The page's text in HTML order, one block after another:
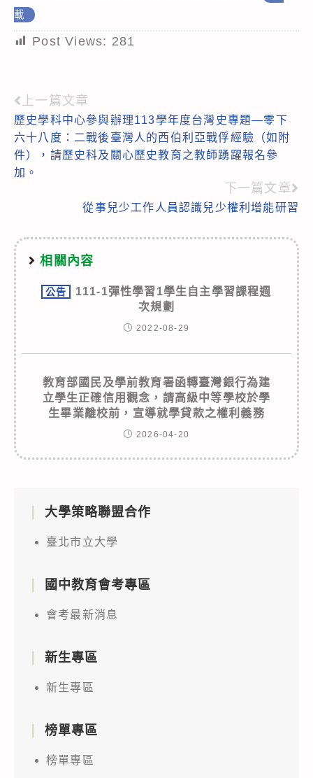
載
Post Views: 281
Read
more
articles
上一篇文章
歷史學科中心參與辦理113學年度台灣史專題—零下
六十八度：二戰後臺灣人的西伯利亞戰俘經驗（如附
件），請歷史科及關心歷史教育之教師踴躍報名參
加。
下一篇文章
從事兒少工作人員認識兒少權利增能研習
相關內容
公告
111-1彈性學習1學生自主學習課程週
次規劃
2022-08-29
教育部國民及學前教育署函轉臺灣銀行為建
立學生正確信用觀念，請高級中等學校於學
生畢業離校前，宣導就學貸款之權利義務
2026-04-20
大學策略聯盟合作
臺北市立大學
國中教育會考專區
會考最新消息
新生專區
新生專區
榜單專區
榜單專區